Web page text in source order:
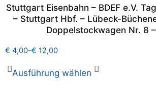
Stuttgart Eisenbahn – BDEF e.V.
– Stuttgart Hbf. – Lübeck-
Doppelstockwagen Nr. 8
€ 4,00–€ 12,00
Ausführung wählen